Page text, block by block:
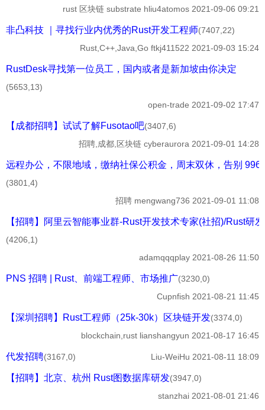
rust 区块链 substrate hliu4atomos 2021-09-06 09:21
非凸科技 ｜寻找行业内优秀的Rust开发工程师(7407,22)
Rust,C++,Java,Go ftkj411522 2021-09-03 15:24
RustDesk寻找第一位员工，国内或者是新加坡由你决定
(5653,13)
open-trade 2021-09-02 17:47
【成都招聘】试试了解Fusotao吧(3407,6)
招聘,成都,区块链 cyberaurora 2021-09-01 14:28
远程办公，不限地域，缴纳社保公积金，周末双休，告别
(3801,4)
招聘 mengwang736 2021-09-01 11:08
【招聘】阿里云智能事业群-Rust开发技术专家(社招)/Rust研
(4206,1)
adamqqqplay 2021-08-26 11:50
PNS 招聘 | Rust、前端工程师、市场推广(3230,0)
Cupnfish 2021-08-21 11:45
【深圳招聘】Rust工程师（25k-30k）区块链开发(3374,0)
blockchain,rust lianshangyun 2021-08-17 16:45
代发招聘(3167,0) Liu-WeiHu 2021-08-11 18:09
【招聘】北京、杭州 Rust图数据库研发(3947,0)
stanzhai 2021-08-01 21:46